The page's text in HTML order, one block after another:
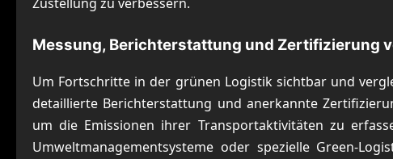
Messung, Berichterstattung und Zertifizierung
Um Fortschritte in der grünen Logistik sichtbar und
detaillierte Berichterstattung und anerkannte
um die Emissionen ihrer Transportaktivitäten zu
Umweltmanagementsysteme oder spezielle Green-